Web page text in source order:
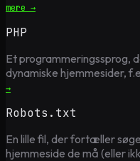
mere →
PHP
Et programmeringssprog,
dynamiske hjemmesider,
→
Robots.txt
En lille fil, der fortæller
hjemmeside de må (eller